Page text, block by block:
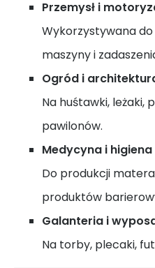
Przemysł i
Wykorzystywana
maszyny i
Ogród i
Na huśtawki, leżaki,
pawilonów.
Medycyna i higiena
Do produkcji
produktów
Galanteria i
Na torby, plecaki,